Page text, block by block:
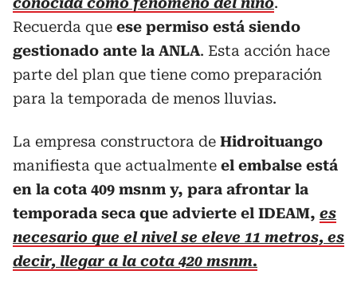
Recuerda que ese permiso está siendo
gestionado ante la ANLA. Esta acción hace
parte del plan que tiene como preparación
para la temporada de menos lluvias.
La empresa constructora de Hidroituango
manifiesta que actualmente el embalse está
en la cota 409 msnm y, para afrontar la
temporada seca que advierte el IDEAM, es
necesario que el nivel se eleve 11 metros, es
decir, llegar a la cota 420 msnm.